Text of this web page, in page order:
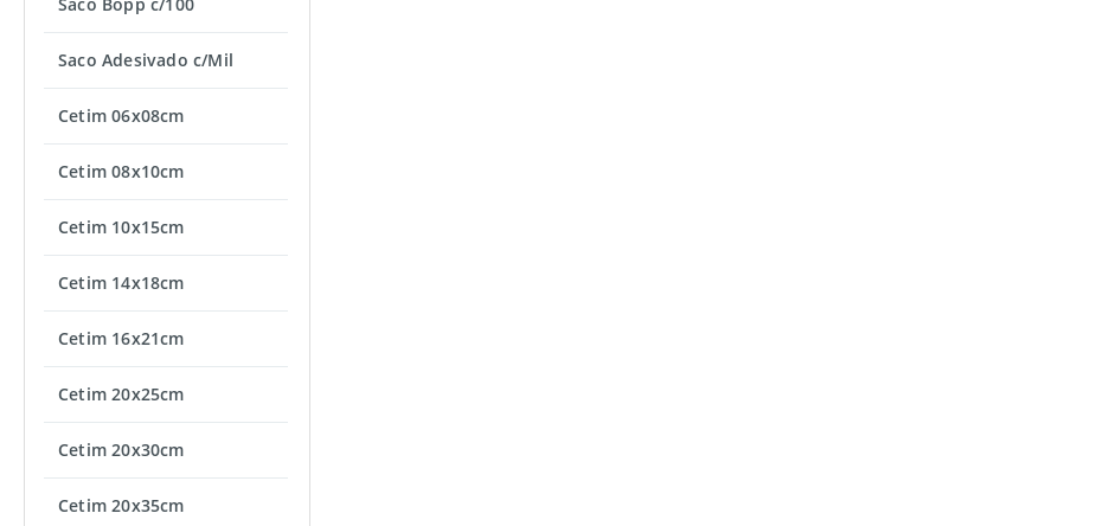
Saco Adesivado c/Mil
Cetim 06x08cm
Cetim 08x10cm
Cetim 10x15cm
Cetim 14x18cm
Cetim 16x21cm
Cetim 20x25cm
Cetim 20x30cm
Cetim 20x35cm